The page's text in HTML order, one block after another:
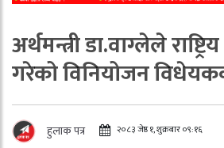
अर्थमन्त्री डा.वाग्लेले
गरेको विनियोजन
हुलाक पत्र २०८३ जेष्ठ १, शुक्रबार ०९:१६